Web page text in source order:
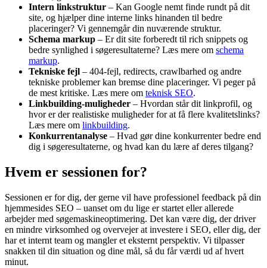
Intern linkstruktur – Kan Google nemt finde rundt på dit
site, og hjælper dine interne links hinanden til bedre
placeringer? Vi gennemgår din nuværende struktur.
Schema markup – Er dit site forberedt til rich snippets og
bedre synlighed i søgeresultaterne? Læs mere om schema
markup.
Tekniske fejl – 404-fejl, redirects, crawlbarhed og andre
tekniske problemer kan bremse dine placeringer. Vi peger på
de mest kritiske. Læs mere om teknisk SEO.
Linkbuilding-muligheder – Hvordan står dit linkprofil, og
hvor er der realistiske muligheder for at få flere kvalitetslinks?
Læs mere om linkbuilding.
Konkurrentanalyse – Hvad gør dine konkurrenter bedre end
dig i søgeresultaterne, og hvad kan du lære af deres tilgang?
Hvem er sessionen for?
Sessionen er for dig, der gerne vil have professionel feedback på din
hjemmesides SEO – uanset om du lige er startet eller allerede
arbejder med søgemaskineoptimering. Det kan være dig, der driver
en mindre virksomhed og overvejer at investere i SEO, eller dig, der
har et internt team og mangler et eksternt perspektiv. Vi tilpasser
snakken til din situation og dine mål, så du får værdi ud af hvert
minut.